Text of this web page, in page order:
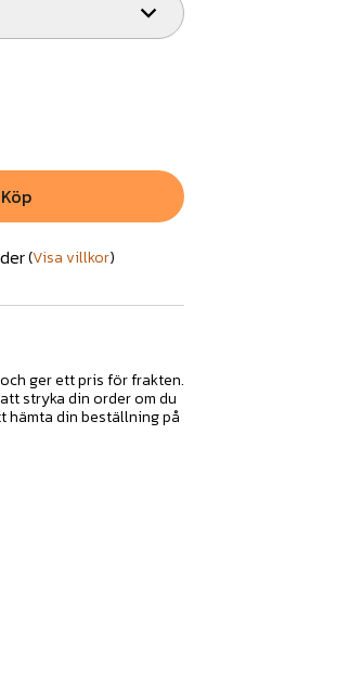
Köp
(Visa villkor)
ger ett pris för frakten.
stryka din order om du
hämta din beställning på